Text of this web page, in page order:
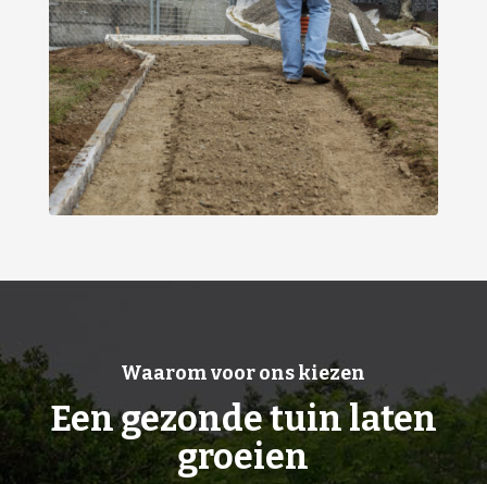
Waarom voor ons kiezen
Een gezonde tuin laten
groeien